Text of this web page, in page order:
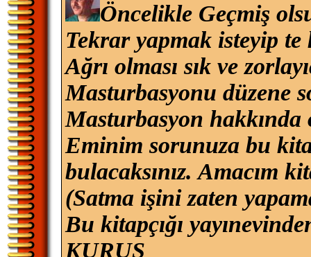
Öncelikle Geçmiş
Tekrar yapmak isteyip te
Ağrı olması sık ve
Masturbasyonu düzene
Masturbasyon hakkında
Eminim sorunuza bu
bulacaksınız. Amacım
(Satma işini zaten
Bu kitapçığı
KURUŞ